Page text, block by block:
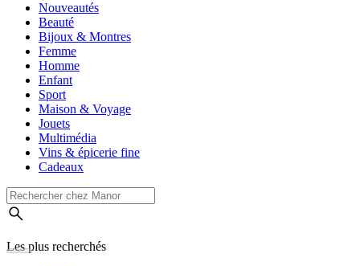
Nouveautés
Beauté
Bijoux & Montres
Femme
Homme
Enfant
Sport
Maison & Voyage
Jouets
Multimédia
Vins & épicerie fine
Cadeaux
Les plus recherchés